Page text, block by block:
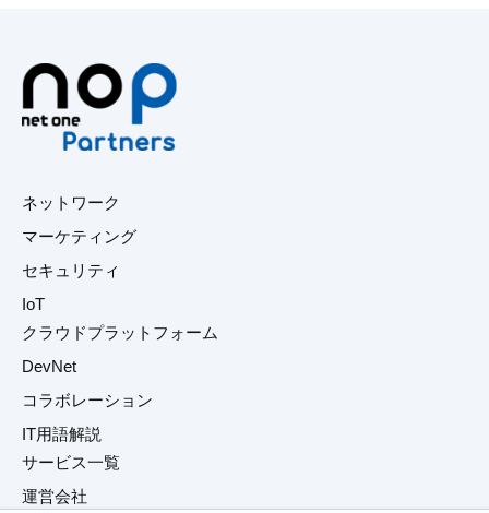
ネットワーク
マーケティング
セキュリティ
IoT
クラウドプラットフォーム
DevNet
コラボレーション
IT用語解説
サービス一覧
運営会社